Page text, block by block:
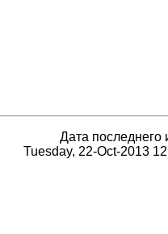
Дата последнего
Tuesday, 22-Oct-2013